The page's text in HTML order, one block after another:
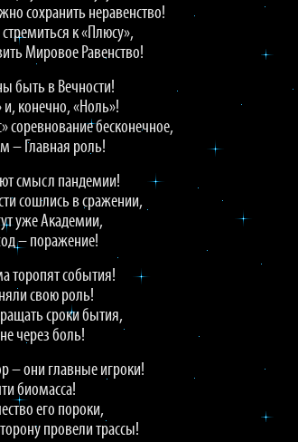
сохранить неравенство!
к «Плюсу»,
Мировое Равенство!
быть в Вечности!
конечно, «Ноль»!
соревнование бесконечное,
– Главная роль!
смысл пандемии!
сошлись в сражении,
уже Академии,
– поражение!
торопят события!
свою роль!
сроки бытия,
через боль!
– они главные игроки!
биомасса!
его пороки,
провели трассы!